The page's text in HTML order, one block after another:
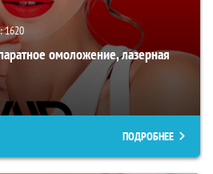
1620
омоложение, лазерная
ПОДРОБНЕЕ